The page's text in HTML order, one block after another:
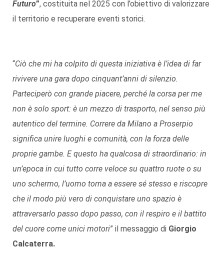
Futuro”, costituita nel 2025 con l’obiettivo di valorizzare
il territorio e recuperare eventi storici.
“Ciò che mi ha colpito di questa iniziativa è l’idea di far
rivivere una gara dopo cinquant’anni di silenzio.
Parteciperò con grande piacere, perché la corsa per me
non è solo sport: è un mezzo di trasporto, nel senso più
autentico del termine. Correre da Milano a Proserpio
significa unire luoghi e comunità, con la forza delle
proprie gambe. E questo ha qualcosa di straordinario: in
un’epoca in cui tutto corre veloce su quattro ruote o su
uno schermo, l’uomo torna a essere sé stesso e riscopre
che il modo più vero di conquistare uno spazio è
attraversarlo passo dopo passo, con il respiro e il battito
del cuore come unici motori” il messaggio di Giorgio
Calcaterra.